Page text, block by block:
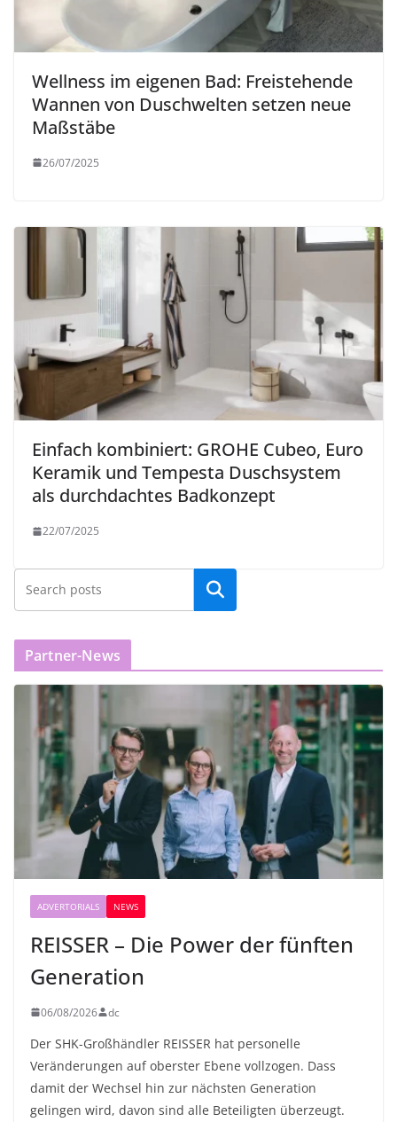
Wellness im eigenen Bad: Freistehende
Wannen von Duschwelten setzen neue
Maßstäbe
26/07/2025
Einfach kombiniert: GROHE Cubeo, Euro
Keramik und Tempesta Duschsystem
als durchdachtes Badkonzept
22/07/2025
Partner-News
ADVERTORIALS NEWS
REISSER – Die Power der fünften
Generation
06/08/2026 dc
Der SHK-Großhändler REISSER hat personelle
Veränderungen auf oberster Ebene vollzogen. Dass
damit der Wechsel hin zur nächsten Generation
gelingen wird, davon sind alle Beteiligten überzeugt.